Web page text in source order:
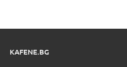
KAFENE.BG